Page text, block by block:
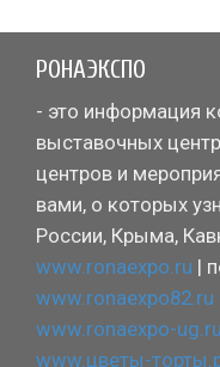
РОНАЭКСПО
- это информация
выставочных
центров и
вами, о которых
России, Крыма,
www.ronaexpo.ru |
www.ronaexpo82.ru
www.ronaexpo-ug.ru
www.цветы-